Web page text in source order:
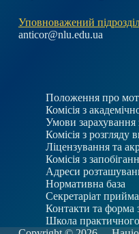
Уповноважений
anticor@nlu.edu.ua
Положення про
Комісія з
Умови
Комісія з розгляду
Ліцензування та
Комісія з
Адреси
Нормативна база
Секретаріат
Контакти та форма
Школа